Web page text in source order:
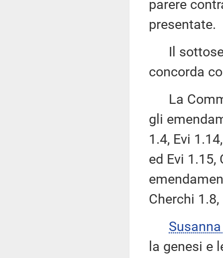
parere
presentate.
Il
concorda
La
gli
1.4, Evi
ed Evi 1.15,
Cherchi
la genesi e